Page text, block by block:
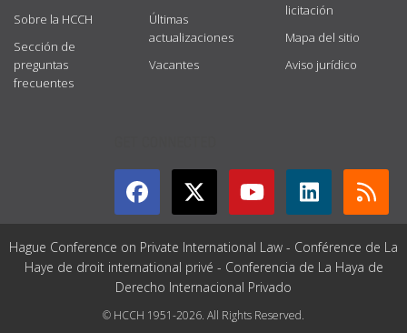
Sobre la HCCH
Sección de
preguntas
frecuentes
Últimas
actualizaciones
Vacantes
licitación
Mapa del sitio
Aviso jurídico
Hague Conference on Private International Law - Conférence de La
Haye de droit international privé - Conferencia de La Haya de
Derecho Internacional Privado
© HCCH 1951-2026. All Rights Reserved.